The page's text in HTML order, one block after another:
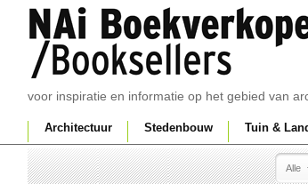
voor inspiratie en informatie op het gebied van
Architectuur Stedenbouw Tuin &
Alle